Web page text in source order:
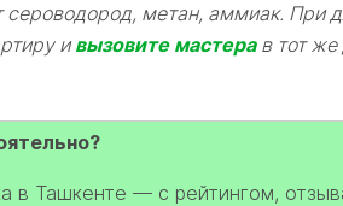
метан, аммиак. При
ивызовите мастерав тот же
в Ташкенте — с рейтингом,